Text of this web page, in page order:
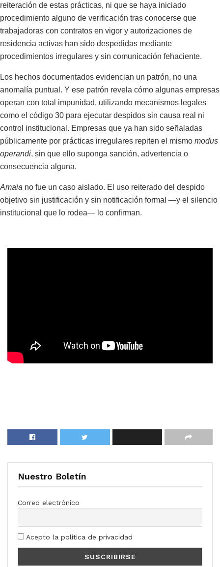
reiteración de estas prácticas, ni que se haya iniciado
procedimiento alguno de verificación tras conocerse que
trabajadoras con contratos en vigor y autorizaciones de
residencia activas han sido despedidas mediante
procedimientos irregulares y sin comunicación fehaciente.
Los hechos documentados evidencian un patrón, no una
anomalía puntual. Y ese patrón revela cómo algunas empresas
operan con total impunidad, utilizando mecanismos legales
como el código 30 para ejecutar despidos sin causa real ni
control institucional. Empresas que ya han sido señaladas
públicamente por prácticas irregulares repiten el mismo modus
operandi, sin que ello suponga sanción, advertencia o
consecuencia alguna.
Amaia no fue un caso aislado. El uso reiterado del despido
objetivo sin justificación y sin notificación formal —y el silencio
institucional que lo rodea— lo confirman.
Nuestro Boletín
Correo electrónico
Acepto la política de privacidad